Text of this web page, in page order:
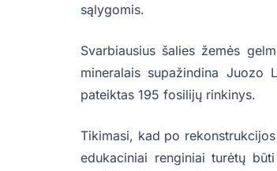
sąlygomis.
Svarbiausius šalies žemės
mineralais supažindina Juozo
pateiktas 195 fosilijų rinkinys.
Tikimasi, kad po
edukaciniai renginiai turėtų